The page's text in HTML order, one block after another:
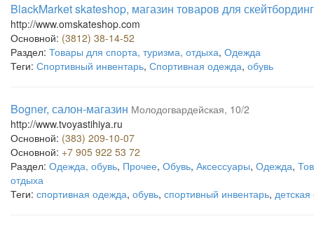
BlackMarket skateshop, магазин товаров для
http://www.omskateshop.com
Основной: (3812) 38-14-52
Раздел: Товары для спорта, туризма, отдыха, Одежда
Теги: Спортивный инвентарь, Спортивная одежда, обувь
Bogner, салон-магазин Молодогвардейская, 10/2
http://www.tvoyastihiya.ru
Основной: (383) 209-10-07
Основной: +7 905 922 53 72
Раздел: Одежда, обувь, Прочее, Обувь, Аксессуары, Одежда,
отдыха
Теги: спортивная одежда, обувь, спортивный инвентарь,